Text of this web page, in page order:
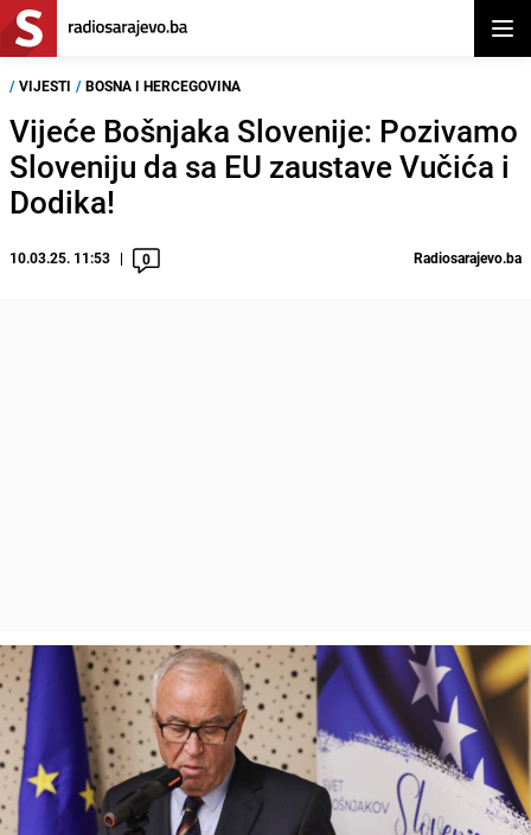
/ VIJESTI / BOSNA I HERCEGOVINA
Vijeće Bošnjaka Slovenije: Pozivamo
Sloveniju da sa EU zaustave Vučića i
Dodika!
10.03.25. 11:53 0 Radiosarajevo.ba